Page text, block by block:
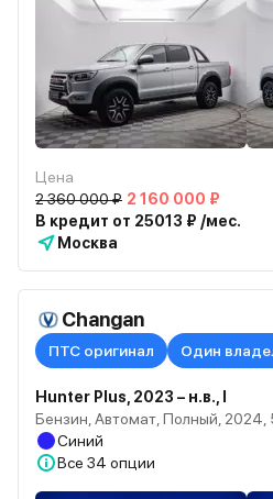
Цена
2 360 000 ₽ 2 160 000 ₽
В кредит от 25013 ₽ /мес.
Москва
Changan
ПТС оригинал Один
Hunter Plus, 2023 – н.в., I
Бензин, Автомат, Полный, 2024,
Синий
Все 34 опции